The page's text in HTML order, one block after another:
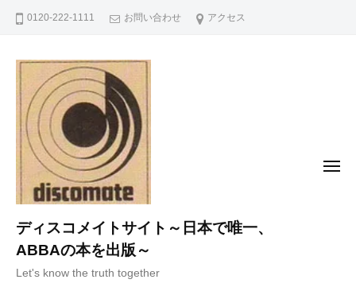
0120-222-1111 お問い合わせ アクセス
ディスコメイトサイト～日本で唯一、
ABBAの本を出版～
Let's know the truth together
メ